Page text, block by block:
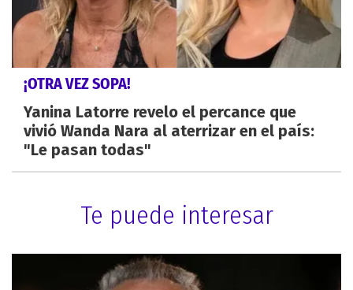
¡OTRA VEZ SOPA!
Yanina Latorre revelo el percance que
vivió Wanda Nara al aterrizar en el país:
"Le pasan todas"
Te puede interesar